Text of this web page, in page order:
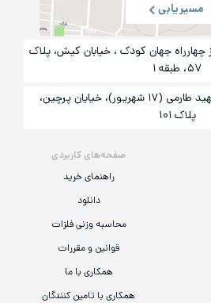
صفحه‌های کاربردی
راهنمای خرید
دانلود
محاسبه وزنی فلزات
قوانین و مقررات
همکاری با ما
همکاری با تامین کنندگان
مسیریابی
از چهارراه جهان کودک ، خیابان کیش، پلاک
۵۷، طبقه ۱
تهران، شادآباد، خیابان شهید طارمی (۱۷ شهریور)، خیایان پرچین،
پلاک ۱۰۱